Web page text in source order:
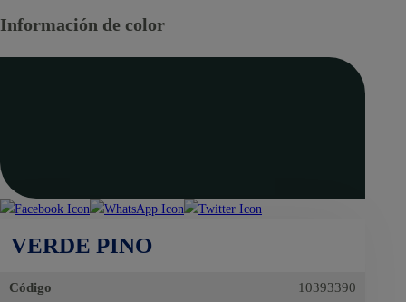
Información de color
VERDE PINO
Código 10393390